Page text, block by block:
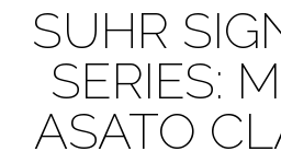
SUHR
SERIES:
ASATO